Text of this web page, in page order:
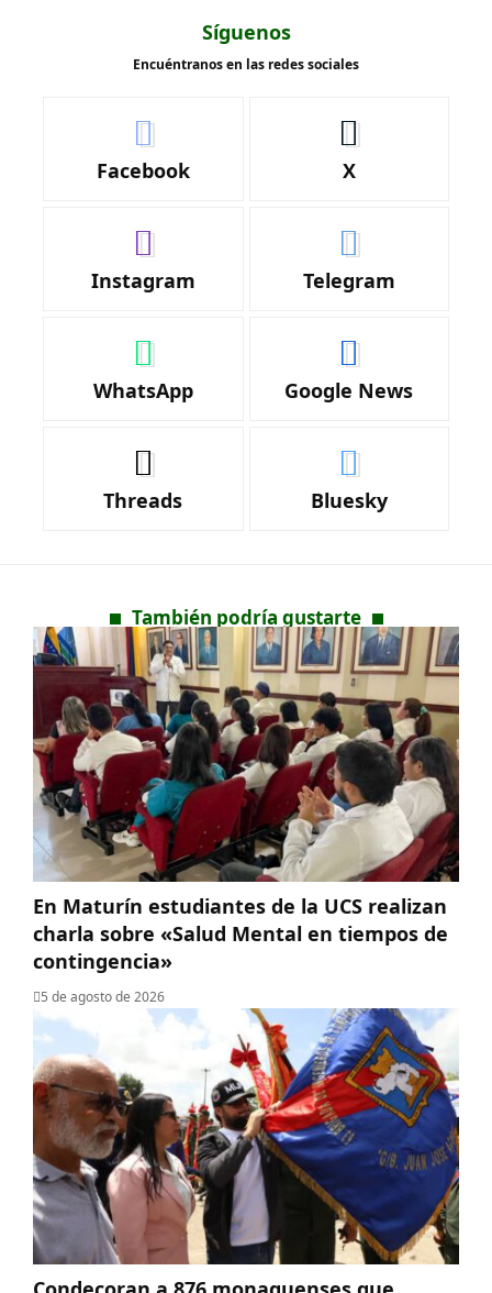
Síguenos
Encuéntranos en las redes sociales
Facebook X
Instagram Telegram
WhatsApp Google News
Threads Bluesky
También podría gustarte
En Maturín estudiantes de la UCS realizan
charla sobre «Salud Mental en tiempos de
contingencia»
5 de agosto de 2026